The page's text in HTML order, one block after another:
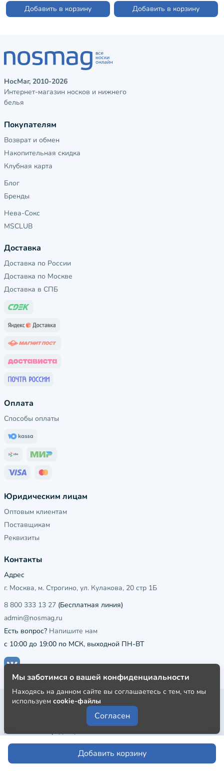
Добавить в корзину Добавить в корзину
Добавить корзину
НосМаг, 2010-2026
Интернет-магазин носков и нижнего
белья
Покупателям
Возврат и обмен
Накопительная скидка
Клубная карта
Блог
Бренды
Нева-Сокс
MSCLUB
Доставка
Доставка по России
Доставка по Москве
Доставка в СПБ
Оплата
Способы оплаты
Юридическим лицам
Оптовым клиентам
Поставщикам
Реквизиты
Контакты
Адрес
г. Москва, м. Строгино, ул. Кулакова, 20 стр 1Б
8 800 333 13 27 (Бесплатная линия)
admin@nosmag.ru
Есть вопрос? Напишите нам
с 10:00 до 19:00 по МСК, выходной ПН-ВТ
Публичная оферта
Пользовательское соглашение
Политика конфиденциальности
Мы заботимся о вашей конфиденциальности
Находясь на данном сайте вы соглашаетесь с тем, что мы
используем cookie-файлы
Согласен